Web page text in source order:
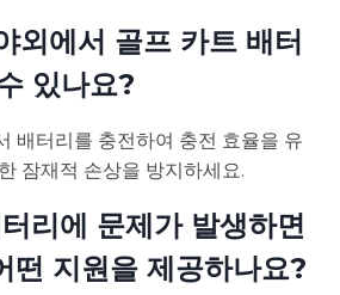
외에서 골프 카트 배터
있나요?
배터리를 충전하여 충전 효율을 유
잠재적 손상을 방지하세요.
리에 문제가 발생하면
떤 지원을 제공하나요?